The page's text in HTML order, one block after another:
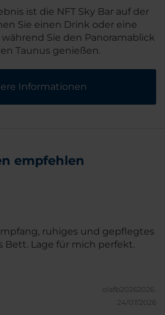
ist die NFT Sky Bar auf der
Sie einen Drink oder eine
Sie den Panoramablick
Taunus genießen.
Informationen
empfehlen
ruhiges und gepflegtes
Bett. Lage für mich perfekt.
olafb20262026.
24/07/2026